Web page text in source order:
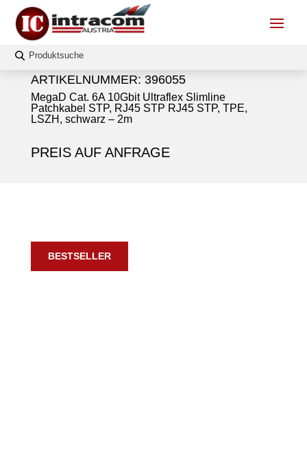
ARTIKELNUMMER: 396055
MegaD Cat. 6A 10Gbit Ultraflex Slimline
Patchkabel STP, RJ45 STP RJ45 STP, TPE,
LSZH, schwarz – 2m
PREIS AUF ANFRAGE
BESTSELLER